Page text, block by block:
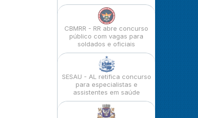
CBMRR - RR abre concurso
público com vagas para
soldados e oficiais
SESAU - AL retifica concurso
para especialistas e
assistentes em saúde